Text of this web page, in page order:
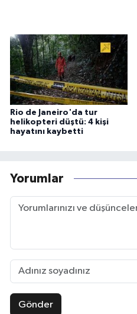
Rio de Janeiro'da tur
helikopteri düştü: 4 kişi
hayatını kaybetti
Yorumlar
Gönder